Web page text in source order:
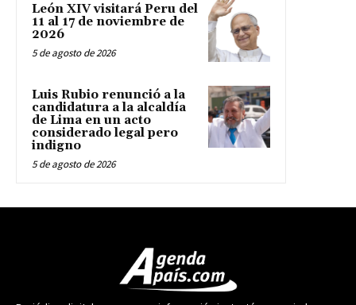
León XIV visitará Peru del
11 al 17 de noviembre de
2026
5 de agosto de 2026
Luis Rubio renunció a la
candidatura a la alcaldía
de Lima en un acto
considerado legal pero
indigno
5 de agosto de 2026